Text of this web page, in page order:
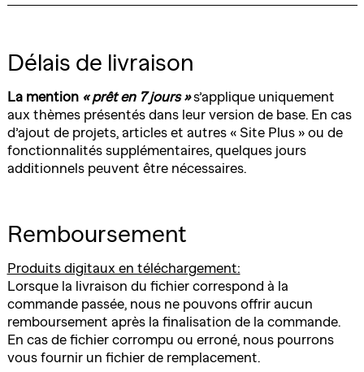
Délais de livraison
La mention « prêt en 7 jours »s’applique uniquement
aux thèmes présentés dans leur version de base. En cas
d’ajout de projets, articles et autres « Site Plus » ou de
fonctionnalités supplémentaires, quelques jours
additionnels peuvent être nécessaires.
Remboursement
Produits digitaux en téléchargement:
Lorsque la livraison du fichier correspond à la
commande passée, nous ne pouvons offrir aucun
remboursement après la finalisation de la commande.
En cas de fichier corrompu ou erroné, nous pourrons
vous fournir un fichier de remplacement.